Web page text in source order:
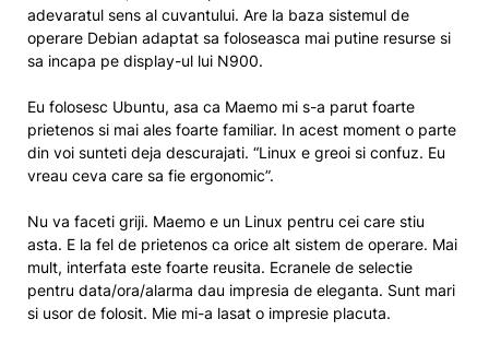
adevaratul sens al cuvantului. Are la baza sistemul de
operare Debian adaptat sa foloseasca mai putine resurse si
sa incapa pe display-ul lui N900.
Eu folosesc Ubuntu, asa ca Maemo mi s-a parut foarte
prietenos si mai ales foarte familiar. In acest moment o parte
din voi sunteti deja descurajati. “Linux e greoi si confuz. Eu
vreau ceva care sa fie ergonomic”.
Nu va faceti griji. Maemo e un Linux pentru cei care stiu
asta. E la fel de prietenos ca orice alt sistem de operare. Mai
mult, interfata este foarte reusita. Ecranele de selectie
pentru data/ora/alarma dau impresia de eleganta. Sunt mari
si usor de folosit. Mie mi-a lasat o impresie placuta.